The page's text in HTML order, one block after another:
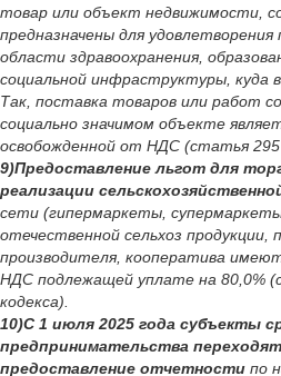
товар или объект недвижимости,
предназначены для
области здравоохранения,
социальной инфраструктуры, куда
Так, поставка товаров или работ
социально значимом объекте
освобожденной от НДС (статья 295
9)Предоставление льгот для
реализации
сети (гипермаркеты,
отечественной сельхоз продукции,
производителя, кооператива
НДС подлежащей уплате на 80,0%
кодекса).
10)С 1 июля 2025 года субъекты
предпринимательства
предоставление отчетности по